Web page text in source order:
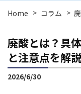
Home コラム
廃酸とは？具
と注意点を解説
2026/6/30